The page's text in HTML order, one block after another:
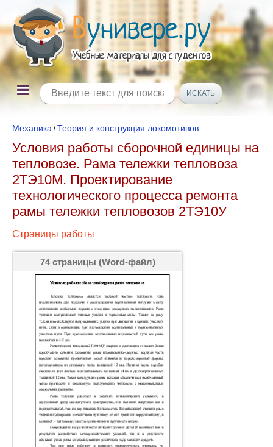
Механика \Теория и конструкция локомотивов
Условия работы сборочной единицы на
тепловозе. Рама тележки тепловоза
2ТЭ10М. Проектирование
технологического процесса ремонта
рамы тележки тепловозов 2ТЭ10У
Страницы работы
74 страницы (Word-файл)